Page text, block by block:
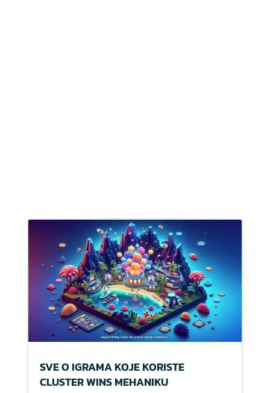
SVE O IGRAMA KOJE KORISTE
CLUSTER WINS MEHANIKU